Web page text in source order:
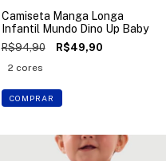
Camiseta Manga Longa
Infantil Mundo Dino Up Baby
R$94,90 R$49,90
2 cores
COMPRAR